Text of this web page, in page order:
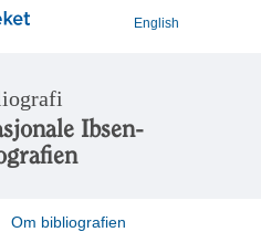
English
Ibsen-
Om bibliografien